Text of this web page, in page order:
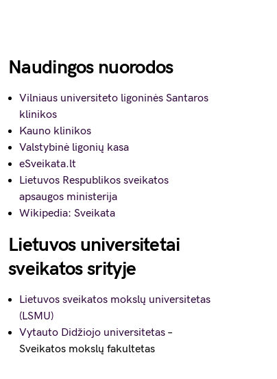
Naudingos nuorodos
Vilniaus universiteto ligoninės Santaros
klinikos
Kauno klinikos
Valstybinė ligonių kasa
eSveikata.lt
Lietuvos Respublikos sveikatos
apsaugos ministerija
Wikipedia: Sveikata
Lietuvos universitetai
sveikatos srityje
Lietuvos sveikatos mokslų universitetas
(LSMU)
Vytauto Didžiojo universitetas –
Sveikatos mokslų fakultetas